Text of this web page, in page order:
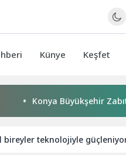
Künye Keşfet
Konya Büyükşehir Zabıtası
bireyler teknolojiyle